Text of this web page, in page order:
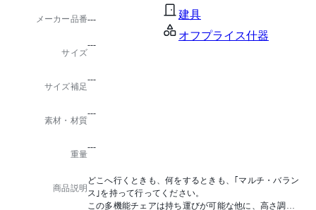
建具
オフプライス什器
メーカー品番---
サイズ
---
サイズ補足
---
素材・材質
---
重量
---
商品説明
どこへ行くときも、何をするときも、｢マルチ・バラン
ス｣を持って行ってください。
この多機能チェアは持ち運びが可能な他に、高さ調節